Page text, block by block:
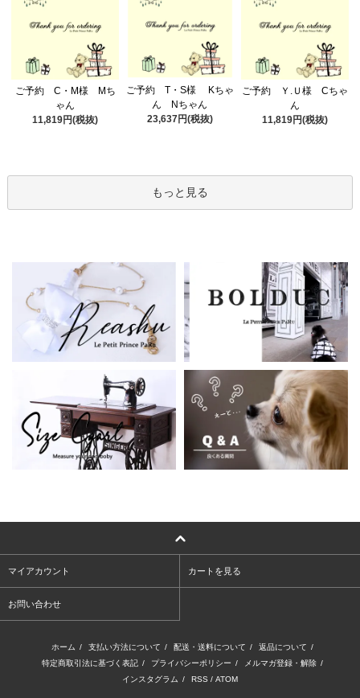
ご予約 C・M様 Mち
ゃん
11,819円(税抜)
ご予約 T・S様 Kちゃ
ん Nちゃん
23,637円(税抜)
ご予約 Ｙ.Ｕ様 Cちゃ
ん
11,819円(税抜)
もっと見る
マイアカウント カートを見る
お問い合わせ
ホーム / 支払い方法について / 配送・送料について / 返品について /
特定商取引法に基づく表記 / プライバシーポリシー / メルマガ登録・解除 /
インスタグラム / RSS / ATOM